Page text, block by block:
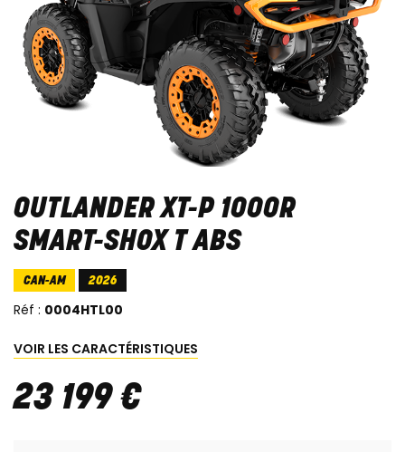
OUTLANDER XT-P 1000R
SMART-SHOX T ABS
CAN-AM 2026
Réf : 0004HTL00
VOIR LES CARACTÉRISTIQUES
23 199€